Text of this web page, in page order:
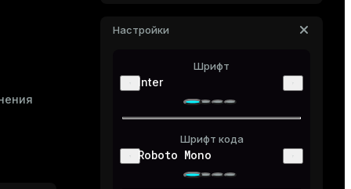
Настройки
Шрифт
Inter
Шрифт кода
Roboto Mono